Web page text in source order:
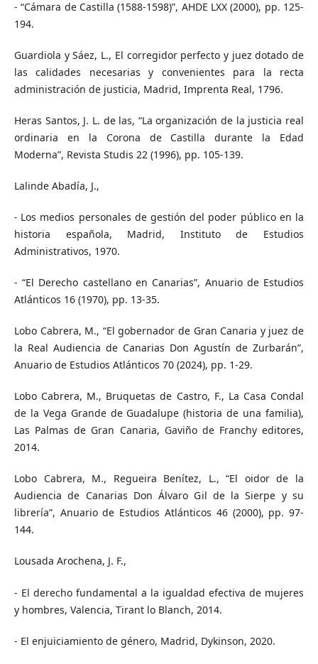
- “Cámara de Castilla (1588-1598)”, AHDE LXX (2000), pp. 125-
194.
Guardiola y Sáez, L., El corregidor perfecto y juez dotado de
las calidades necesarias y convenientes para la recta
administración de justicia, Madrid, Imprenta Real, 1796.
Heras Santos, J. L. de las, “La organización de la justicia real
ordinaria en la Corona de Castilla durante la Edad
Moderna”, Revista Studis 22 (1996), pp. 105-139.
Lalinde Abadía, J.,
˗ Los medios personales de gestión del poder público en la
historia española, Madrid, Instituto de Estudios
Administrativos, 1970.
- “El Derecho castellano en Canarias”, Anuario de Estudios
Atlánticos 16 (1970), pp. 13-35.
Lobo Cabrera, M., “El gobernador de Gran Canaria y juez de
la Real Audiencia de Canarias Don Agustín de Zurbarán”,
Anuario de Estudios Atlánticos 70 (2024), pp. 1-29.
Lobo Cabrera, M., Bruquetas de Castro, F., La Casa Condal
de la Vega Grande de Guadalupe (historia de una familia),
Las Palmas de Gran Canaria, Gaviño de Franchy editores,
2014.
Lobo Cabrera, M., Regueira Benítez, L., “El oidor de la
Audiencia de Canarias Don Álvaro Gil de la Sierpe y su
librería”, Anuario de Estudios Atlánticos 46 (2000), pp. 97-
144.
Lousada Arochena, J. F.,
- El derecho fundamental a la igualdad efectiva de mujeres
y hombres, Valencia, Tirant lo Blanch, 2014.
- El enjuiciamiento de género, Madrid, Dykinson, 2020.